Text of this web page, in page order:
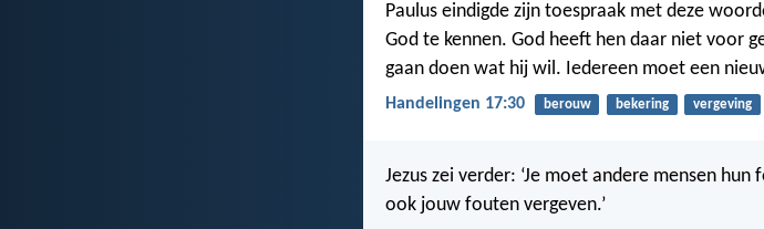
Paulus eindigde zijn toespraak met deze
God te kennen. God heeft hen daar niet voor
gaan doen wat hij wil. Iedereen moet een
Handelingen 17:30 berouw bekering vergeving
Jezus zei verder: ‘Je moet andere mensen
ook jouw fouten vergeven.’